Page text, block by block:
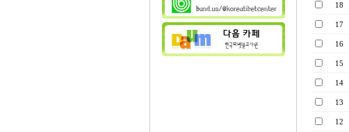
18
17
16
15
14
13
12